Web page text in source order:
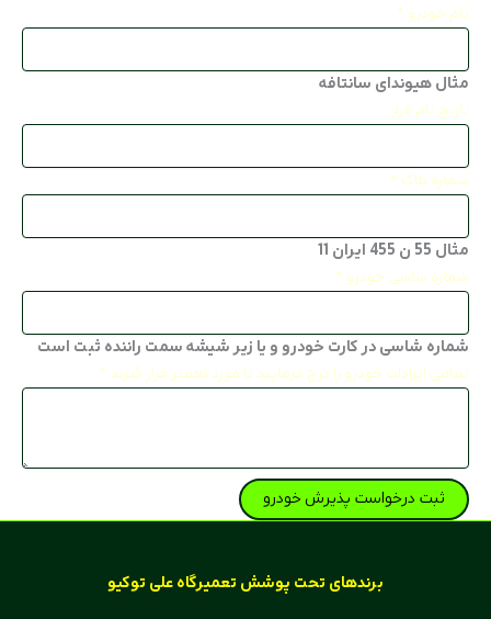
نام خودرو *
مثال هیوندای سانتافه
تاریخ نام قرار
شماره پلاک *
مثال 55 ن 455 ایران 11
شماره شاسی خودرو *
شماره شاسی در کارت خودرو و یا زیر شیشه سمت راننده ثبت است
تمامی ایرادات خودرو را درج فرمایید تا مورد تعمیر قرار گیرند *
ثبت درخواست پذیرش خودرو
برند‌های تحت پوشش تعمیرگاه علی توکیو